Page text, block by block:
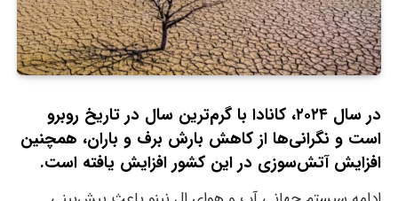
در سال ۲۰۲۴، کانادا با گرم‌ترین سال در تاریخ روبرو
است و نگرانی‌ها از کاهش بارش برف و باران، همچنین
افزایش آتش‌سوزی در این کشور افزایش یافته است.